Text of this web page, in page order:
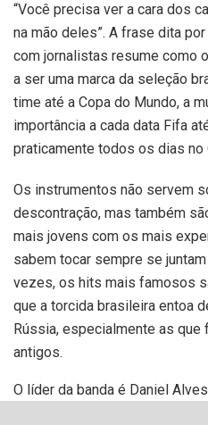
“Você precisa ver a cara dos
na mão deles”. A frase dita
com jornalistas resume como
a ser uma marca da seleção
time até a Copa do Mundo, a
importância a cada data Fifa
praticamente todos os dias no
Os instrumentos não servem
descontração, mas também
mais jovens com os mais
sabem tocar sempre se
vezes, os hits mais famosos
que a torcida brasileira entoa
Rússia, especialmente as
antigos.
O líder da banda é Daniel